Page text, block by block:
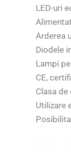
LED-uri
Arderea
Diodele
Lampi
CE,
Clasa
Utilizare